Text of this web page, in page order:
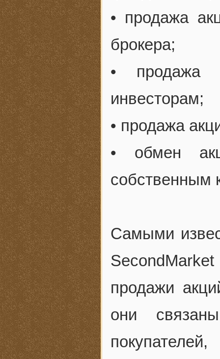
• продажа
брокера;
• продажа
инвесторам;
• продажа
• обмен
собственным
Самыми
продажи
они